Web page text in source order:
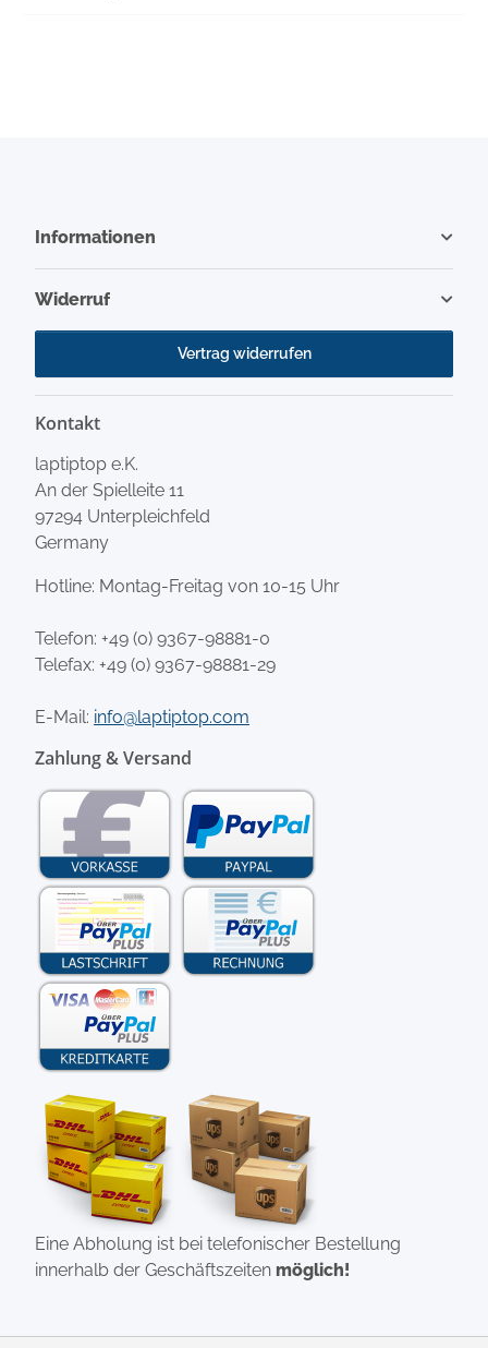
Informationen
Widerruf
Vertrag widerrufen
Kontakt
laptiptop e.K.
An der Spielleite 11
97294 Unterpleichfeld
Germany
Hotline: Montag-Freitag von 10-15 Uhr
Telefon: +49 (0) 9367-98881-0
Telefax: +49 (0) 9367-98881-29
E-Mail: info@laptiptop.com
Zahlung & Versand
Eine Abholung ist bei telefonischer Bestellung
innerhalb der Geschäftszeiten möglich!